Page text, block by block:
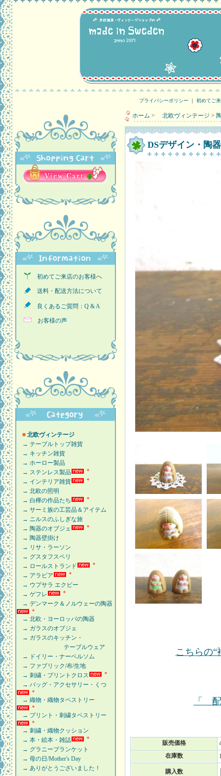
プライバシーポリシー ｜ 初めてご
初めてご来店のお客様へ
送料・配送方法について
良くあるご質問：Q & A
お客様の声
■ 北欧ヴィンテージ
→ テーブルトップ雑貨
→ キッチン雑貨
→ ホーロー製品
→ ステンレス製品
→ インテリア雑貨
→ 北欧の照明
→ 白樺の作品たち
→ サーミ族の工芸品＆アイテム
→ ニルスのふしぎな旅
→ 陶器のオブジェ
→ 陶器壁掛け
→ リサ・ラーソン
→ グスタフスベリ
→ ロールストランド
→ アラビア
→ ウプサラ エクビー
→ ゲフレ
→ デンマーク＆ノルウェーの陶器
→ 北欧・ヨーロッパの陶器
→ ガラスのオブジェ
→ ガラスのキッチン・
テーブルウェア
→ ドイリー・ナーベルソム
→ ファブリック/布/生地
→ 刺繍・プリントクロス
→ バッグ・アクセサリー・くつ
→ 織物・織物タペストリー
→ プリント・刺繍タペストリー
→ 刺繍・織物クッション
→ 本・絵本・雑誌
→ グラニーブランケット
→ 母の日/Mother's Day
→ ありがとうございました！
ホーム > 北欧ヴィンテージ >
DSデザイン・陶
こちらの“
「
販売価格
在庫数
購入数